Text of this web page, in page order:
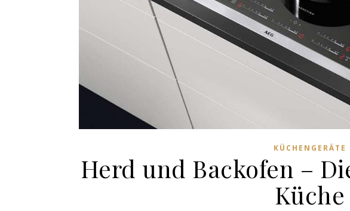
KÜCHENGERÄTE
Herd und Backofen –
Küche